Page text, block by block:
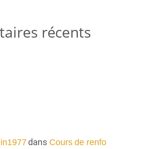
récents
dans Cours de renfo